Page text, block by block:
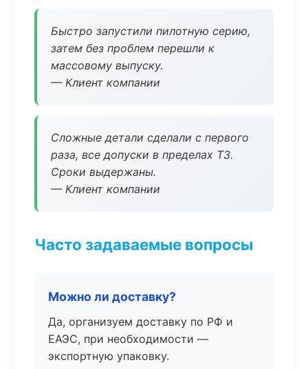
Быстро запустили пилотную серию,
затем без проблем перешли к
массовому выпуску.
— Клиент компании
Сложные детали сделали с первого
раза, все допуски в пределах ТЗ.
Сроки выдержаны.
— Клиент компании
Часто задаваемые вопросы
Можно ли доставку?
Да, организуем доставку по РФ и
ЕАЭС, при необходимости —
экспортную упаковку.